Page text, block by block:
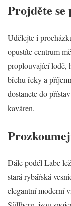
Projděte se
Udělejte i
opustíte centrum
proplouvající lodě,
břehu řeky a
dostanete do
kaváren.
Dále podél Labe
stará rybářská
elegantní moderní